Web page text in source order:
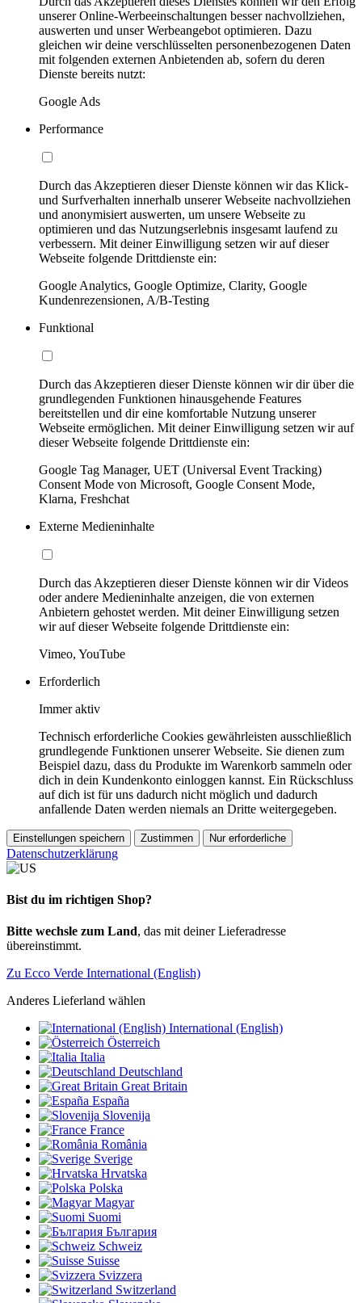
unserer Online-Werbeeinschaltungen besser nachvollziehen,
auswerten und unser Werbeangebot optimieren. Dazu
gleichen wir deine verschlüsselten personenbezogenen Daten
mit folgenden externen Anbietenden ab, sofern du deren
Dienste bereits nutzt:
Google Ads
Performance
Durch das Akzeptieren dieser Dienste können wir das Klick-
und Surfverhalten innerhalb unserer Webseite nachvollziehen
und anonymisiert auswerten, um unsere Webseite zu
optimieren und das Nutzungserlebnis insgesamt laufend zu
verbessern. Mit deiner Einwilligung setzen wir auf dieser
Webseite folgende Drittdienste ein:
Google Analytics, Google Optimize, Clarity, Google
Kundenrezensionen, A/B-Testing
Funktional
Durch das Akzeptieren dieser Dienste können wir dir über die
grundlegenden Funktionen hinausgehende Features
bereitstellen und dir eine komfortable Nutzung unserer
Webseite ermöglichen. Mit deiner Einwilligung setzen wir auf
dieser Webseite folgende Drittdienste ein:
Google Tag Manager, UET (Universal Event Tracking)
Consent Mode von Microsoft, Google Consent Mode,
Klarna, Freshchat
Externe Medieninhalte
Durch das Akzeptieren dieser Dienste können wir dir Videos
oder andere Medieninhalte anzeigen, die von externen
Anbietern gehostet werden. Mit deiner Einwilligung setzen
wir auf dieser Webseite folgende Drittdienste ein:
Vimeo, YouTube
Erforderlich
Immer aktiv
Technisch erforderliche Cookies gewährleisten ausschließlich
grundlegende Funktionen unserer Webseite. Sie dienen zum
Beispiel dazu, dass du Produkte im Warenkorb sammeln oder
dich in dein Kundenkonto einloggen kannst. Ein Rückschluss
auf dich ist für uns dadurch nicht möglich und dadurch
anfallende Daten werden niemals an Dritte weitergegeben.
Einstellungen speichern Zustimmen Nur erforderliche
Datenschutzerklärung
Bist du im richtigen Shop?
Bitte wechsle zum Land, das mit deiner Lieferadresse
übereinstimmt.
Zu Ecco Verde International (English)
Anderes Lieferland wählen
International (English)
Österreich
Italia
Deutschland
Great Britain
España
Slovenija
France
România
Sverige
Hrvatska
Polska
Magyar
Suomi
България
Schweiz
Suisse
Svizzera
Switzerland